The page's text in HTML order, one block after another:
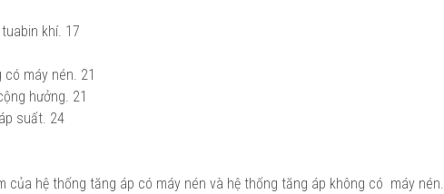
khí. 17
có máy nén. 21
hưởng. 21
suất. 24
của hệ thống tăng áp có máy nén và hệ thống tăng áp không có máy nén.